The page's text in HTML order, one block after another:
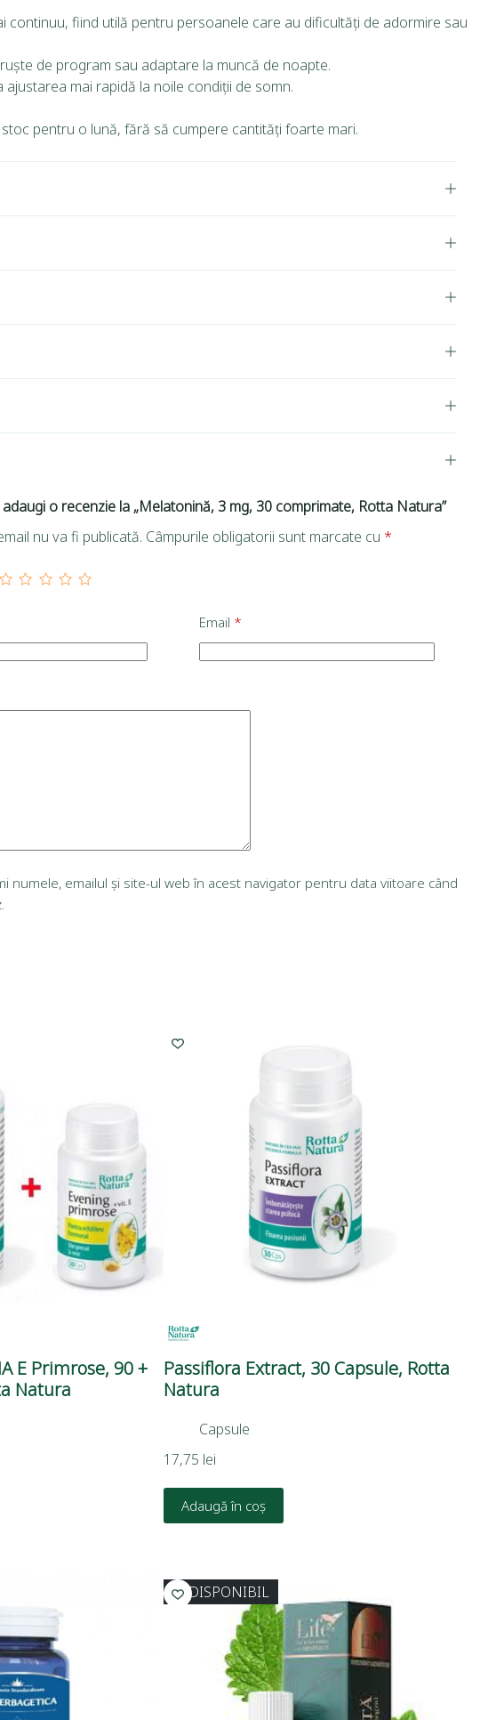
fiind utilă pentru persoanele care au dificultăți de adormire sau
de program sau adaptare la muncă de noapte.
mai rapidă la noile condiții de somn.
pentru o lună, fără să cumpere cantități foarte mari.
adaugi o recenzie la „Melatonină, 3 mg, 30 comprimate, Rotta Natura”
nu va fi publicată. Câmpurile obligatorii sunt marcate cu *
Email *
numele, emailul și site-ul web în acest navigator pentru data viitoare când
E Primrose, 90 +
Natura
Passiflora Extract, 30 Capsule, Rotta
Natura
Capsule
17,75 lei
Adaugă în coș
INDISPONIBIL